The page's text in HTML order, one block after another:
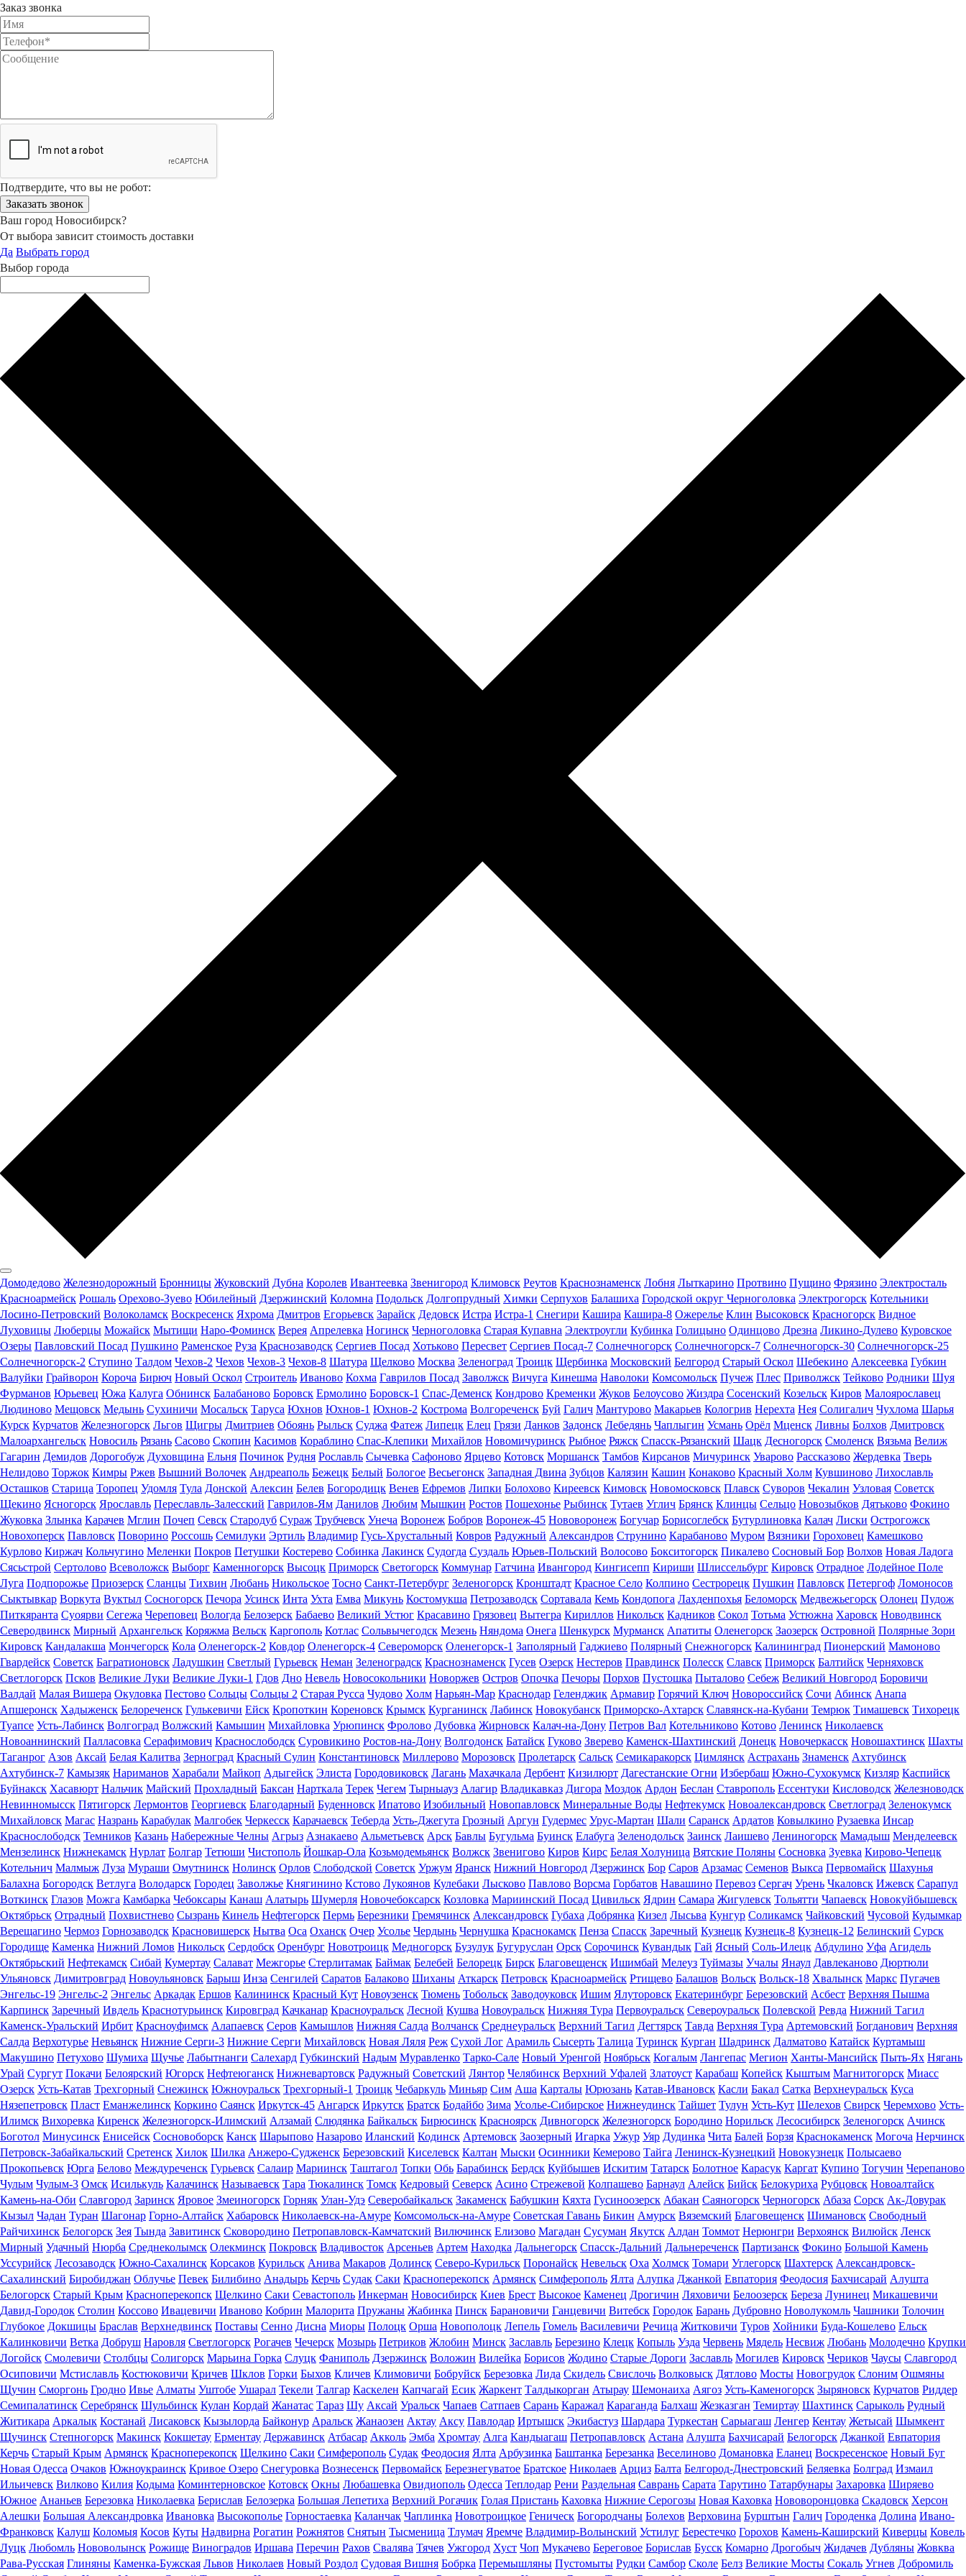
Заказ звонка
Подтвердите, что вы не робот:
Ваш город Новосибирск?
От выбора зависит стоимость доставки
Да Выбрать город
Выбор города
Домодедово Железнодорожный Бронницы Жуковский Дубна Королев Ивантеевка Звенигород Климовск Реутов Краснознаменск Лобня Лыткарино Протвино Пущино Фрязино Электросталь
Красноармейск Рошаль Орехово-Зуево Юбилейный Дзержинский Коломна Подольск Долгопрудный Химки Серпухов Балашиха Городской округ Черноголовка Электрогорск Котельники
Лосино-Петровский Волоколамск Воскресенск Яхрома Дмитров Егорьевск Зарайск Дедовск Истра Истра-1 Снегири Кашира Кашира-8 Ожерелье Клин Высоковск Красногорск Видное
Луховицы Люберцы Можайск Мытищи Наро-Фоминск Верея Апрелевка Ногинск Черноголовка Старая Купавна Электроугли Кубинка Голицыно Одинцово Дрезна Ликино-Дулево Куровское
Озеры Павловский Посад Пушкино Раменское Руза Краснозаводск Сергиев Посад Хотьково Пересвет Сергиев Посад-7 Солнечногорск Солнечногорск-7 Солнечногорск-30 Солнечногорск-25
Солнечногорск-2 Ступино Талдом Чехов-2 Чехов Чехов-3 Чехов-8 Шатура Щелково Москва Зеленоград Троицк Щербинка Московский Белгород Старый Оскол Шебекино Алексеевка Губкин
Валуйки Грайворон Короча Бирюч Новый Оскол Строитель Иваново Кохма Гаврилов Посад Заволжск Вичуга Кинешма Наволоки Комсомольск Пучеж Плес Приволжск Тейково Родники Шуя
Фурманов Юрьевец Южа Калуга Обнинск Балабаново Боровск Ермолино Боровск-1 Спас-Деменск Кондрово Кременки Жуков Белоусово Жиздра Сосенский Козельск Киров Малоярославец
Людиново Мещовск Медынь Сухиничи Мосальск Таруса Юхнов Юхнов-1 Юхнов-2 Кострома Волгореченск Буй Галич Мантурово Макарьев Кологрив Нерехта Нея Солигалич Чухлома Шарья
Курск Курчатов Железногорск Льгов Щигры Дмитриев Обоянь Рыльск Суджа Фатеж Липецк Елец Грязи Данков Задонск Лебедянь Чаплыгин Усмань Орёл Мценск Ливны Болхов Дмитровск
Малоархангельск Новосиль Рязань Сасово Скопин Касимов Кораблино Спас-Клепики Михайлов Новомичуринск Рыбное Ряжск Спасск-Рязанский Шацк Десногорск Смоленск Вязьма Велиж
Гагарин Демидов Дорогобуж Духовщина Ельня Починок Рудня Рославль Сычевка Сафоново Ярцево Котовск Моршанск Тамбов Кирсанов Мичуринск Уварово Рассказово Жердевка Тверь
Нелидово Торжок Кимры Ржев Вышний Волочек Андреаполь Бежецк Белый Бологое Весьегонск Западная Двина Зубцов Калязин Кашин Конаково Красный Холм Кувшиново Лихославль
Осташков Старица Торопец Удомля Тула Донской Алексин Белев Богородицк Венев Ефремов Липки Болохово Киреевск Кимовск Новомосковск Плавск Суворов Чекалин Узловая Советск
Щекино Ясногорск Ярославль Переславль-Залесский Гаврилов-Ям Данилов Любим Мышкин Ростов Пошехонье Рыбинск Тутаев Углич Брянск Клинцы Сельцо Новозыбков Дятьково Фокино
Жуковка Злынка Карачев Мглин Почеп Севск Стародуб Сураж Трубчевск Унеча Воронеж Бобров Воронеж-45 Нововоронеж Богучар Борисоглебск Бутурлиновка Калач Лиски Острогожск
Новохоперск Павловск Поворино Россошь Семилуки Эртиль Владимир Гусь-Хрустальный Ковров Радужный Александров Струнино Карабаново Муром Вязники Гороховец Камешково
Курлово Киржач Кольчугино Меленки Покров Петушки Костерево Собинка Лакинск Судогда Суздаль Юрьев-Польский Волосово Бокситогорск Пикалево Сосновый Бор Волхов Новая Ладога
Сясьстрой Сертолово Всеволожск Выборг Каменногорск Высоцк Приморск Светогорск Коммунар Гатчина Ивангород Кингисепп Кириши Шлиссельбург Кировск Отрадное Лодейное Поле
Луга Подпорожье Приозерск Сланцы Тихвин Любань Никольское Тосно Санкт-Петербург Зеленогорск Кронштадт Красное Село Колпино Сестрорецк Пушкин Павловск Петергоф Ломоносов
Сыктывкар Воркута Вуктыл Сосногорск Печора Усинск Инта Ухта Емва Микунь Костомукша Петрозаводск Сортавала Кемь Кондопога Лахденпохья Беломорск Медвежьегорск Олонец Пудож
Питкяранта Суоярви Сегежа Череповец Вологда Белозерск Бабаево Великий Устюг Красавино Грязовец Вытегра Кириллов Никольск Кадников Сокол Тотьма Устюжна Харовск Новодвинск
Северодвинск Мирный Архангельск Коряжма Вельск Каргополь Котлас Сольвычегодск Мезень Няндома Онега Шенкурск Мурманск Апатиты Оленегорск Заозерск Островной Полярные Зори
Кировск Кандалакша Мончегорск Кола Оленегорск-2 Ковдор Оленегорск-4 Североморск Оленегорск-1 Заполярный Гаджиево Полярный Снежногорск Калининград Пионерский Мамоново
Гвардейск Советск Багратионовск Ладушкин Светлый Гурьевск Неман Зеленоградск Краснознаменск Гусев Озерск Нестеров Правдинск Полесск Славск Приморск Балтийск Черняховск
Светлогорск Псков Великие Луки Великие Луки-1 Гдов Дно Невель Новосокольники Новоржев Остров Опочка Печоры Порхов Пустошка Пыталово Себеж Великий Новгород Боровичи
Валдай Малая Вишера Окуловка Пестово Сольцы Сольцы 2 Старая Русса Чудово Холм Нарьян-Мар Краснодар Геленджик Армавир Горячий Ключ Новороссийск Сочи Абинск Анапа
Апшеронск Хадыженск Белореченск Гулькевичи Ейск Кропоткин Кореновск Крымск Курганинск Лабинск Новокубанск Приморско-Ахтарск Славянск-на-Кубани Темрюк Тимашевск Тихорецк
Туапсе Усть-Лабинск Волгоград Волжский Камышин Михайловка Урюпинск Фролово Дубовка Жирновск Калач-на-Дону Петров Вал Котельниково Котово Ленинск Николаевск
Новоаннинский Палласовка Серафимович Краснослободск Суровикино Ростов-на-Дону Волгодонск Батайск Гуково Зверево Каменск-Шахтинский Донецк Новочеркасск Новошахтинск Шахты
Таганрог Азов Аксай Белая Калитва Зерноград Красный Сулин Константиновск Миллерово Морозовск Пролетарск Сальск Семикаракорск Цимлянск Астрахань Знаменск Ахтубинск
Ахтубинск-7 Камызяк Нариманов Харабали Майкоп Адыгейск Элиста Городовиковск Лагань Махачкала Дербент Кизилюрт Дагестанские Огни Избербаш Южно-Сухокумск Кизляр Каспийск
Буйнакск Хасавюрт Нальчик Майский Прохладный Баксан Нарткала Терек Чегем Тырныауз Алагир Владикавказ Дигора Моздок Ардон Беслан Ставрополь Ессентуки Кисловодск Железноводск
Невинномысск Пятигорск Лермонтов Георгиевск Благодарный Буденновск Ипатово Изобильный Новопавловск Минеральные Воды Нефтекумск Новоалександровск Светлоград Зеленокумск
Михайловск Магас Назрань Карабулак Малгобек Черкесск Карачаевск Теберда Усть-Джегута Грозный Аргун Гудермес Урус-Мартан Шали Саранск Ардатов Ковылкино Рузаевка Инсар
Краснослободск Темников Казань Набережные Челны Агрыз Азнакаево Альметьевск Арск Бавлы Бугульма Буинск Елабуга Зеленодольск Заинск Лаишево Лениногорск Мамадыш Менделеевск
Мензелинск Нижнекамск Нурлат Болгар Тетюши Чистополь Йошкар-Ола Козьмодемьянск Волжск Звенигово Киров Кирс Белая Холуница Вятские Поляны Сосновка Зуевка Кирово-Чепецк
Котельнич Малмыж Луза Мураши Омутнинск Нолинск Орлов Слободской Советск Уржум Яранск Нижний Новгород Дзержинск Бор Саров Арзамас Семенов Выкса Первомайск Шахунья
Балахна Богородск Ветлуга Володарск Городец Заволжье Княгинино Кстово Лукоянов Кулебаки Лысково Павлово Ворсма Горбатов Навашино Перевоз Сергач Урень Чкаловск Ижевск Сарапул
Воткинск Глазов Можга Камбарка Чебоксары Канаш Алатырь Шумерля Новочебоксарск Козловка Мариинский Посад Цивильск Ядрин Самара Жигулевск Тольятти Чапаевск Новокуйбышевск
Октябрьск Отрадный Похвистнево Сызрань Кинель Нефтегорск Пермь Березники Гремячинск Александровск Губаха Добрянка Кизел Лысьва Кунгур Соликамск Чайковский Чусовой Кудымкар
Верещагино Чермоз Горнозаводск Красновишерск Нытва Оса Оханск Очер Усолье Чердынь Чернушка Краснокамск Пенза Спасск Заречный Кузнецк Кузнецк-8 Кузнецк-12 Белинский Сурск
Городище Каменка Нижний Ломов Никольск Сердобск Оренбург Новотроицк Медногорск Бузулук Бугуруслан Орск Сорочинск Кувандык Гай Ясный Соль-Илецк Абдулино Уфа Агидель
Октябрьский Нефтекамск Сибай Кумертау Салават Межгорье Стерлитамак Баймак Белебей Белорецк Бирск Благовещенск Ишимбай Мелеуз Туймазы Учалы Янаул Давлеканово Дюртюли
Ульяновск Димитровград Новоульяновск Барыш Инза Сенгилей Саратов Балаково Шиханы Аткарск Петровск Красноармейск Ртищево Балашов Вольск Вольск-18 Хвалынск Маркс Пугачев
Энгельс-19 Энгельс-2 Энгельс Аркадак Ершов Калининск Красный Кут Новоузенск Тюмень Тобольск Заводоуковск Ишим Ялуторовск Екатеринбург Березовский Асбест Верхняя Пышма
Карпинск Заречный Ивдель Краснотурьинск Кировград Качканар Красноуральск Лесной Кушва Новоуральск Нижняя Тура Первоуральск Североуральск Полевской Ревда Нижний Тагил
Каменск-Уральский Ирбит Красноуфимск Алапаевск Серов Камышлов Нижняя Салда Волчанск Среднеуральск Верхний Тагил Дегтярск Тавда Верхняя Тура Артемовский Богданович Верхняя
Салда Верхотурье Невьянск Нижние Серги-3 Нижние Серги Михайловск Новая Ляля Реж Сухой Лог Арамиль Сысерть Талица Туринск Курган Шадринск Далматово Катайск Куртамыш
Макушино Петухово Шумиха Щучье Лабытнанги Салехард Губкинский Надым Муравленко Тарко-Сале Новый Уренгой Ноябрьск Когалым Лангепас Мегион Ханты-Мансийск Пыть-Ях Нягань
Урай Сургут Покачи Белоярский Югорск Нефтеюганск Нижневартовск Радужный Советский Лянтор Челябинск Верхний Уфалей Златоуст Карабаш Копейск Кыштым Магнитогорск Миасс
Озерск Усть-Катав Трехгорный Снежинск Южноуральск Трехгорный-1 Троицк Чебаркуль Миньяр Сим Аша Карталы Юрюзань Катав-Ивановск Касли Бакал Сатка Верхнеуральск Куса
Нязепетровск Пласт Еманжелинск Коркино Саянск Иркутск-45 Ангарск Иркутск Братск Бодайбо Зима Усолье-Сибирское Нижнеудинск Тайшет Тулун Усть-Кут Шелехов Свирск Черемхово Усть-
Илимск Вихоревка Киренск Железногорск-Илимский Алзамай Слюдянка Байкальск Бирюсинск Красноярск Дивногорск Железногорск Бородино Норильск Лесосибирск Зеленогорск Ачинск
Боготол Минусинск Енисейск Сосновоборск Канск Шарыпово Назарово Иланский Кодинск Артемовск Заозерный Игарка Ужур Уяр Дудинка Чита Балей Борзя Краснокаменск Могоча Нерчинск
Петровск-Забайкальский Сретенск Хилок Шилка Анжеро-Судженск Березовский Киселевск Калтан Мыски Осинники Кемерово Тайга Ленинск-Кузнецкий Новокузнецк Полысаево
Прокопьевск Юрга Белово Междуреченск Гурьевск Салаир Мариинск Таштагол Топки Обь Барабинск Бердск Куйбышев Искитим Татарск Болотное Карасук Каргат Купино Тогучин Черепаново
Чулым Чулым-3 Омск Исилькуль Калачинск Называевск Тара Тюкалинск Томск Кедровый Северск Асино Стрежевой Колпашево Барнаул Алейск Бийск Белокуриха Рубцовск Новоалтайск
Камень-на-Оби Славгород Заринск Яровое Змеиногорск Горняк Улан-Удэ Северобайкальск Закаменск Бабушкин Кяхта Гусиноозерск Абакан Саяногорск Черногорск Абаза Сорск Ак-Довурак
Кызыл Чадан Туран Шагонар Горно-Алтайск Хабаровск Николаевск-на-Амуре Комсомольск-на-Амуре Советская Гавань Бикин Амурск Вяземский Благовещенск Шимановск Свободный
Райчихинск Белогорск Зея Тында Завитинск Сковородино Петропавловск-Камчатский Вилючинск Елизово Магадан Сусуман Якутск Алдан Томмот Нерюнгри Верхоянск Вилюйск Ленск
Мирный Удачный Нюрба Среднеколымск Олекминск Покровск Владивосток Арсеньев Артем Находка Дальнегорск Спасск-Дальний Дальнереченск Партизанск Фокино Большой Камень
Уссурийск Лесозаводск Южно-Сахалинск Корсаков Курильск Анива Макаров Долинск Северо-Курильск Поронайск Невельск Оха Холмск Томари Углегорск Шахтерск Александровск-
Сахалинский Биробиджан Облучье Певек Билибино Анадырь Керчь Судак Саки Красноперекопск Армянск Симферополь Ялта Алупка Джанкой Евпатория Феодосия Бахчисарай Алушта
Белогорск Старый Крым Красноперекопск Щелкино Саки Севастополь Инкерман Новосибирск Киев Брест Высокое Каменец Дрогичин Ляховичи Белоозерск Береза Лунинец Микашевичи
Давид-Городок Столин Коссово Ивацевичи Иваново Кобрин Малорита Пружаны Жабинка Пинск Барановичи Ганцевичи Витебск Городок Барань Дубровно Новолукомль Чашники Толочин
Глубокое Докшицы Браслав Верхнедвинск Поставы Сенно Дисна Миоры Полоцк Орша Новополоцк Лепель Гомель Василевичи Речица Житковичи Туров Хойники Буда-Кошелево Ельск
Калинковичи Ветка Добруш Наровля Светлогорск Рогачев Чечерск Мозырь Петриков Жлобин Минск Заславль Березино Клецк Копыль Узда Червень Мядель Несвиж Любань Молодечно Крупки
Логойск Смолевичи Столбцы Солигорск Марьина Горка Слуцк Фаниполь Дзержинск Воложин Вилейка Борисов Жодино Старые Дороги Заславль Могилев Кировск Чериков Чаусы Славгород
Осиповичи Мстиславль Костюковичи Кричев Шклов Горки Быхов Кличев Климовичи Бобруйск Березовка Лида Скидель Свислочь Волковыск Дятлово Мосты Новогрудок Слоним Ошмяны
Щучин Сморгонь Гродно Ивье Алматы Уштобе Ушарал Текели Талгар Каскелен Капчагай Есик Жаркент Талдыкорган Атырау Шемонаиха Аягоз Усть-Каменогорск Зыряновск Курчатов Риддер
Семипалатинск Серебрянск Шульбинск Кулан Кордай Жанатас Тараз Шу Аксай Уральск Чапаев Сатпаев Сарань Каражал Караганда Балхаш Жезказган Темиртау Шахтинск Сарыколь Рудный
Житикара Аркалык Костанай Лисаковск Кызылорда Байконур Аральск Жанаозен Актау Аксу Павлодар Иртышск Экибастуз Шардара Туркестан Сарыагаш Ленгер Кентау Жетысай Шымкент
Щучинск Степногорск Макинск Кокшетау Ерментау Державинск Атбасар Акколь Эмба Хромтау Алга Кандыагаш Петропавловск Астана Алушта Бахчисарай Белогорск Джанкой Евпатория
Керчь Старый Крым Армянск Красноперекопск Щелкино Саки Симферополь Судак Феодосия Ялта Арбузинка Баштанка Березанка Веселиново Домановка Еланец Воскресенское Новый Буг
Новая Одесса Очаков Южноукраинск Кривое Озеро Снегуровка Вознесенск Первомайск Березнегуватое Братское Николаев Арциз Балта Белгород-Днестровский Беляевка Болград Измаил
Ильичевск Вилково Килия Кодыма Коминтерновское Котовск Окны Любашевка Овидиополь Одесса Теплодар Рени Раздельная Саврань Сарата Тарутино Татарбунары Захаровка Ширяево
Южное Ананьев Березовка Николаевка Берислав Белозерка Большая Лепетиха Верхний Рогачик Голая Пристань Каховка Нижние Серогозы Новая Каховка Нововоронцовка Скадовск Херсон
Алешки Большая Александровка Ивановка Высокополье Горностаевка Каланчак Чаплинка Новотроицкое Геническ Богородчаны Болехов Верховина Бурштын Галич Городенка Долина Ивано-
Франковск Калуш Коломыя Косов Куты Надвирна Рогатин Рожнятов Снятын Тысменица Тлумач Яремче Владимир-Волынский Устилуг Берестечко Горохов Камень-Каширский Киверцы Ковель
Луцк Любомль Нововолынск Рожище Виноградов Иршава Перечин Рахов Свалява Тячев Ужгород Хуст Чоп Мукачево Береговое Борислав Бусск Комарно Дрогобыч Жидачев Дубляны Жовква
Рава-Русская Глиняны Каменка-Бужская Львов Николаев Новый Роздол Судовая Вишня Бобрка Перемышляны Пустомыты Рудки Самбор Сколе Белз Великие Мосты Сокаль Угнев Добромиль